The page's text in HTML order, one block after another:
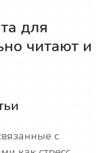
для
читают и
с